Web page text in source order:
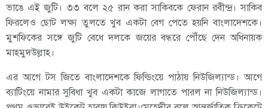
ভাঙে এই জুটি। ৩৩ বলে ২৫ রান করা সাকিবকে ফেরান রবীন্দ্র। সাকিব
ফিরলেও ছোট লক্ষ্য তুলতে খুব একটা বেগ পেতে হয়নি বাংলাদেশকে।
মুশফিকের সঙ্গে জুটি বেধে দলকে জয়ের বন্ধরে পৌঁছে দেন অধিনায়ক
মাহমুদউল্লাহ।
এর আগে টস জিতে বাংলাদেশকে ফিল্ডিংয়ে পাঠায় নিউজিল্যান্ড। আগে
ব্যাটিংয়ে নামার সুবিধা খুব একটা কাজে লাগাতে পারল না নিউজিল্যান্ড।